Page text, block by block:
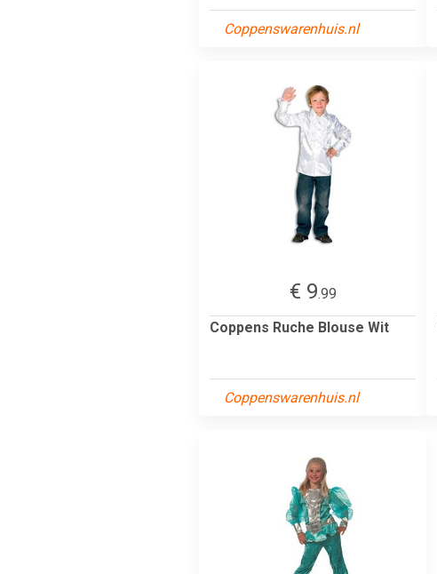
Coppenswarenhuis.nl
€ 9.99
Coppens Ruche Blouse Wit
Coppenswarenhuis.nl